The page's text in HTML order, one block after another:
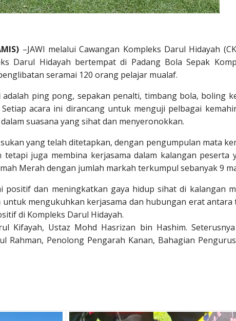
–JAWI melalui Cawangan Kompleks Darul Hidayah
Darul Hidayah bertempat di Padang Bola Sepak
seramai 120 orang pelajar mualaf.
ping pong, sepakan penalti, timbang bola, boling
acara ini dirancang untuk menguji pelbagai
suasana yang sihat dan menyeronokkan.
yang telah ditetapkan, dengan pengumpulan mata
juga membina kerjasama dalam kalangan peserta
Merah dengan jumlah markah terkumpul sebanyak 9
dan meningkatkan gaya hidup sihat di kalangan
mengukuhkan kerjasama dan hubungan erat antara
di Kompleks Darul Hidayah.
Kifayah, Ustaz Mohd Hasrizan bin Hashim.
Penolong Pengarah Kanan, Bahagian